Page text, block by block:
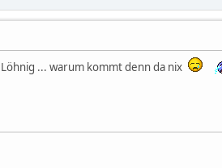
... warum kommt denn da nix